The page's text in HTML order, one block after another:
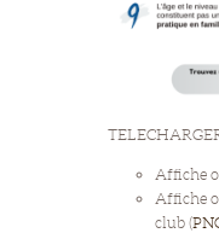
Affiche
Affiche
club (